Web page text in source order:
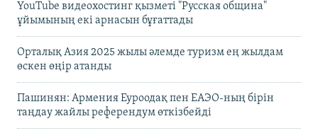
YouTube видеохостинг қызметі "Русская община"
ұйымының екі арнасын бұғаттады
Орталық Азия 2025 жылы әлемде туризм ең жылдам
өскен өңір атанды
Пашинян: Армения Еуроодақ пен ЕАЭО-ның бірін
таңдау жайлы референдум өткізбейді